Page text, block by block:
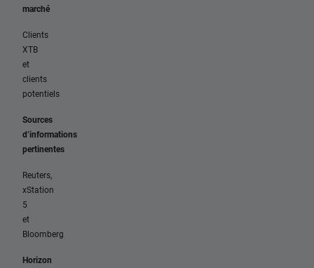
marché
Clients
XTB
et
clients
potentiels
Sources
d’informations
pertinentes
Reuters,
xStation
5
et
Bloomberg
Horizon